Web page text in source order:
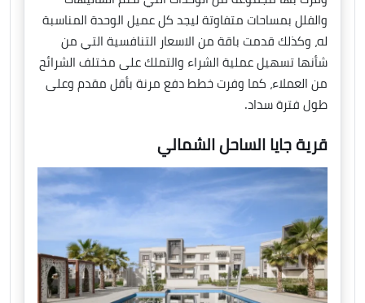
والفلل بمساحات متفاوتة ليجد كل عميل الوحدة المناسبة
له، وكذلك قدمت باقة من الاسعار التنافسية التي من
شأنها تسهيل عملية الشراء والتملك على مختلف الشرائح
من العملاء، كما وفرت خطط دفع مرنة بأقل مقدم وعلى
طول فترة سداد.
قرية جايا الساحل الشمالي